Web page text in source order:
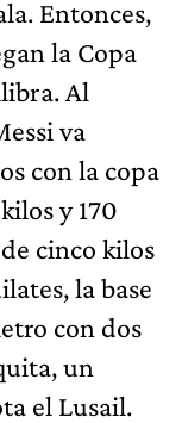
Entonces,
la Copa
Al
va
con la copa
y 170
cinco kilos
la base
con dos
un
el Lusail.